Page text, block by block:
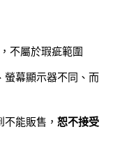
不屬於瑕疵範圍
螢幕顯示器不同、而
能販售， 恕不接受